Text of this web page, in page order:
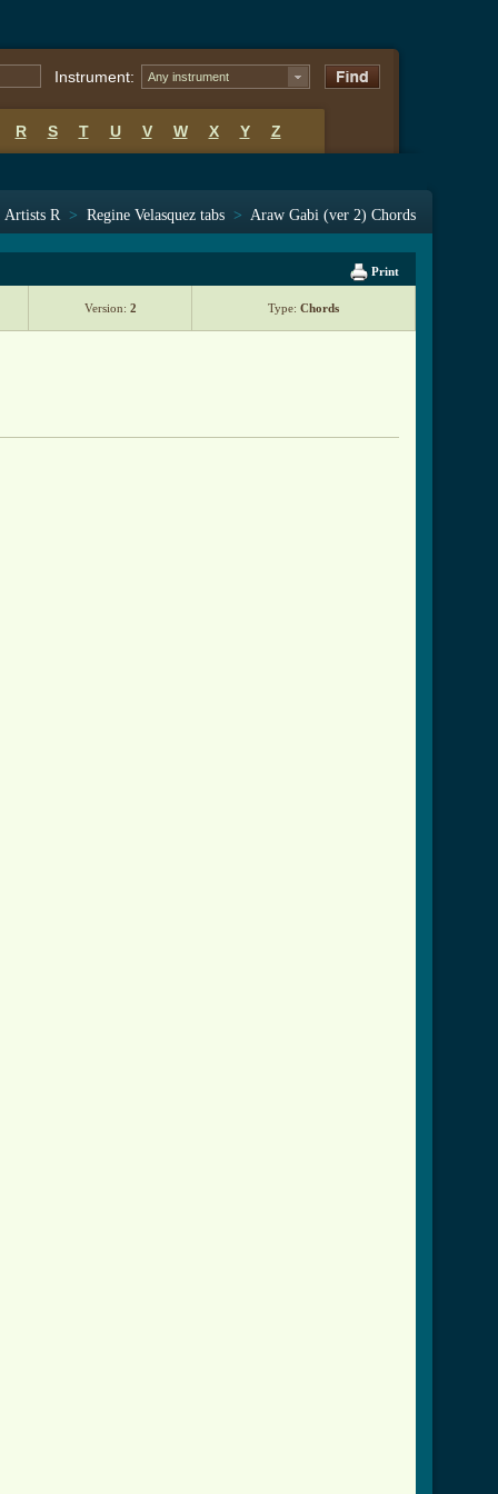
Instrument: Any instrument
R S T U V W X Y Z
Artists R > Regine Velasquez tabs > Araw Gabi (ver 2) Chords
Print
Version: 2 Type: Chords